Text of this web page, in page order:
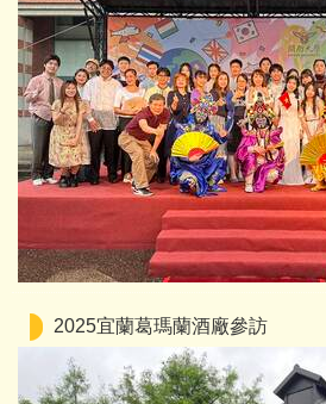
2025宜蘭葛瑪蘭酒廠參訪